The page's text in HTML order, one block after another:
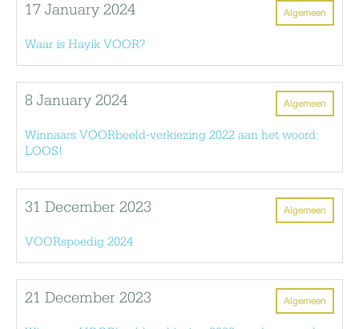
Algemeen
17 January 2024
Waar is Hayik VOOR?
Algemeen
8 January 2024
Winnaars VOORbeeld-verkiezing 2022 aan het woord:
LOOS!
Algemeen
31 December 2023
VOORspoedig 2024
Algemeen
21 December 2023